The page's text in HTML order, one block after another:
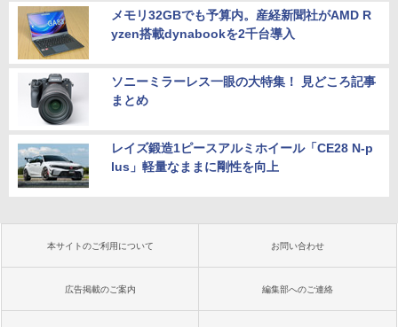
メモリ32GBでも予算内。産経新聞社がAMD R
yzen搭載dynabookを2千台導入
ソニーミラーレス一眼の大特集！ 見どころ記事
まとめ
レイズ鍛造1ピースアルミホイール「CE28 N-p
lus」軽量なままに剛性を向上
本サイトのご利用について お問い合わせ
広告掲載のご案内 編集部へのご連絡